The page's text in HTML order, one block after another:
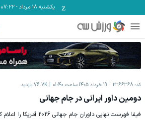
یکشنبه ۱۸ مرداد -
07:22
کد: 2366368 19 خرداد 1405 ساعت 01:40 76.7K بازدید
دومین داور ایرانی در جام جهانی
فیفا فهرست نهایی داوران جام جهانی 2026 آمریکا را اعلام کرد.